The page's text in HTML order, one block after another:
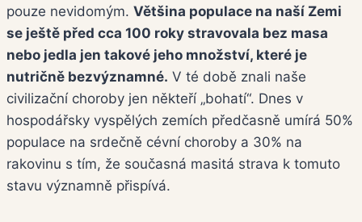
pouze nevidomým. Většina populace na naší Zemi
se ještě před cca 100 roky stravovala bez masa
nebo jedla jen takové jeho množství, které je
nutričně bezvýznamné. V té době znali naše
civilizační choroby jen někteří „bohatí“. Dnes v
hospodářsky vyspělých zemích předčasně umírá 50%
populace na srdečně cévní choroby a 30% na
rakovinu s tím, že současná masitá strava k tomuto
stavu významně přispívá.